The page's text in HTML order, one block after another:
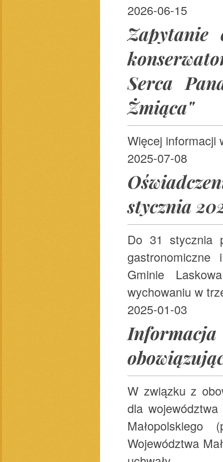
2026-06-15
Zapytanie
Serca
Żmiąca"
Więcej informacji
2025-07-08
stycznia
Do 31 stycznia
Gminie
wychowaniu w
2025-01-03
W związku z
dla województwa
Małopolskiego
Województwa